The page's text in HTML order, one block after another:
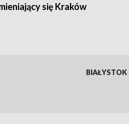
się Kraków
BIAŁYSTOK